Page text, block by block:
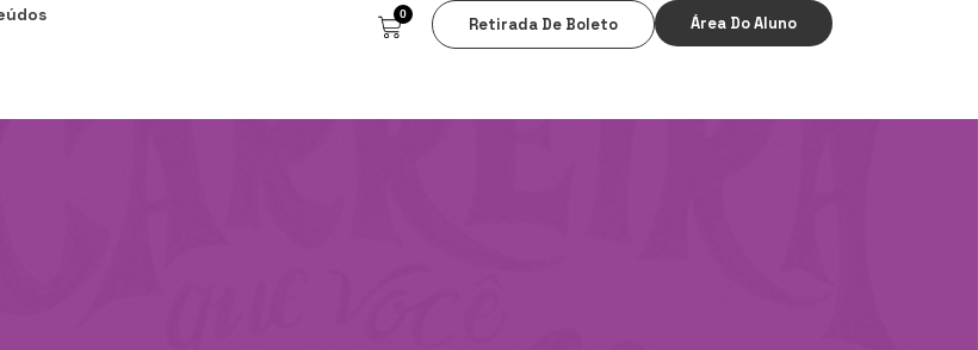
0
Retirada De Boleto Área Do Aluno